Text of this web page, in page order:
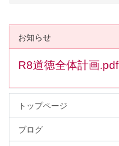
お知らせ
R8道徳全体計画.pdf
トップページ
ブログ